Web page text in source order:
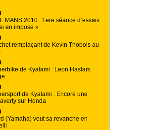
MANS 2010 : 1ere séance d’essais
en impose »
remplaçant de Kevin Thobois au
de Kyalami : Leon Haslam
de Kyalami : Encore une
sur Honda
(Yamaha) veut sa revanche en